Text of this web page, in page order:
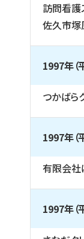
訪問看護
佐久市塚
1997年（
つかばら
1997年（
有限会社
1997年（